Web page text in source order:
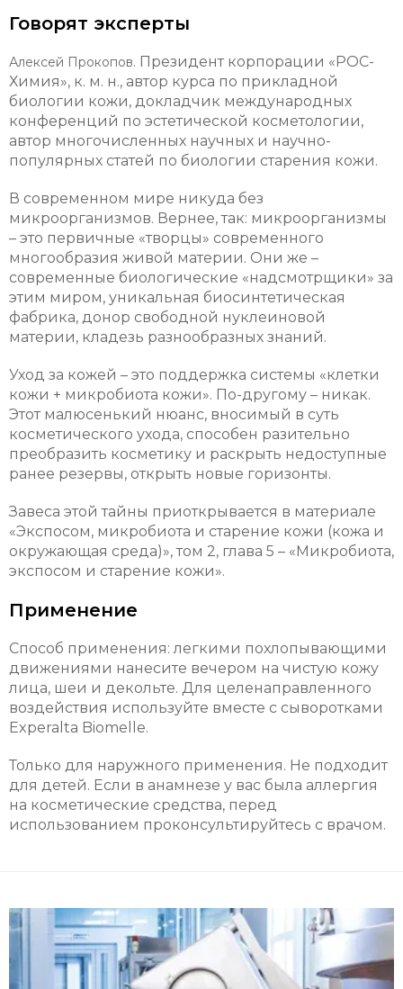
Говорят эксперты
Алексей Прокопов. Президент корпорации «РОС-
Химия», к. м. н., автор курса по прикладной
биологии кожи, докладчик международных
конференций по эстетической косметологии,
автор многочисленных научных и научно-
популярных статей по биологии старения кожи.
В современном мире никуда без
микроорганизмов. Вернее, так: микроорганизмы
– это первичные «творцы» современного
многообразия живой материи. Они же –
современные биологические «надсмотрщики» за
этим миром, уникальная биосинтетическая
фабрика, донор свободной нуклеиновой
материи, кладезь разнообразных знаний.
Уход за кожей – это поддержка системы «клетки
кожи + микробиота кожи». По-другому – никак.
Этот малюсенький нюанс, вносимый в суть
косметического ухода, способен разительно
преобразить косметику и раскрыть недоступные
ранее резервы, открыть новые горизонты.
Завеса этой тайны приоткрывается в материале
«Экспосом, микробиота и старение кожи (кожа и
окружающая среда)», том 2, глава 5 – «Микробиота,
экспосом и старение кожи».
Применение
Способ применения: легкими похлопывающими
движениями нанесите вечером на чистую кожу
лица, шеи и декольте. Для целенаправленного
воздействия используйте вместе с сыворотками
Experalta Biomelle.
Только для наружного применения. Не подходит
для детей. Если в анамнезе у вас была аллергия
на косметические средства, перед
использованием проконсультируйтесь с врачом.